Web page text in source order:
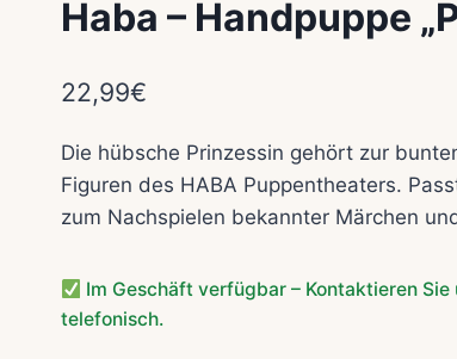
Haba – Handpuppe
22,99€
Die hübsche Prinzessin gehört zur
Figuren des HABA Puppentheaters.
zum Nachspielen bekannter Märchen
Im Geschäft verfügbar – Kontaktieren
telefonisch.